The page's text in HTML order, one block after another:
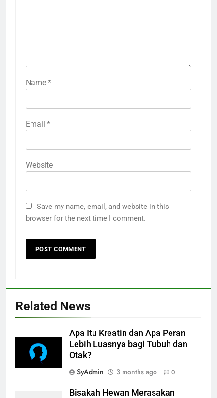
Name *
Email *
Website
Save my name, email, and website in this
browser for the next time I comment.
Related News
Apa Itu Kreatin dan Apa Peran
Lebih Luasnya bagi Tubuh dan
Otak?
SyAdmin
3 months ago 0
Bisakah Hewan Merasakan